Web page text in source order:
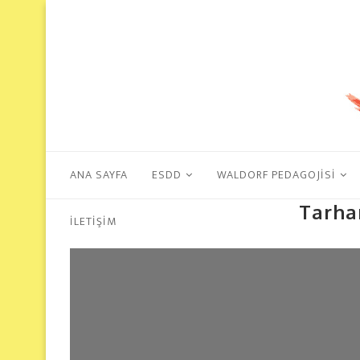
ANA SAYFA ESDD WALDORF PEDAGOJISI
İLETIŞIM